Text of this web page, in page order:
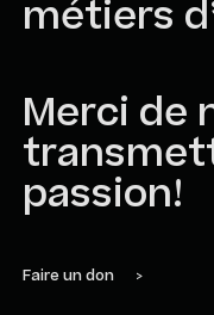
métiers
Merci de
passion!
Faire un don >